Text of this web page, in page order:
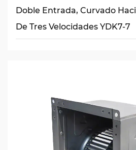
Doble Entrada, Curvado
De Tres Velocidades YDK7-7